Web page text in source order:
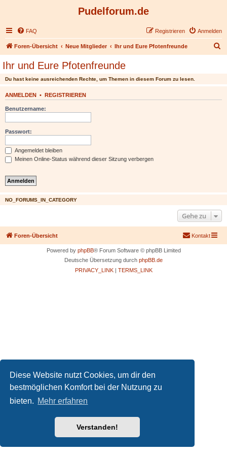
Diese Website nutzt Cookies, um dir den
bestmöglichen Komfort bei der Nutzung zu
bieten. Mehr erfahren
Verstanden!
Pudelforum.de
FAQ Anmelden
Registrieren
Foren-Übersicht Neue Mitglieder Ihr und Eure Pfotenfreunde
Ihr und Eure Pfotenfreunde
Du hast keine ausreichenden Rechte, um Themen in diesem Forum zu lesen.
ANMELDEN • REGISTRIEREN
Benutzername:
Passwort:
Angemeldet bleiben
Meinen Online-Status während dieser Sitzung verbergen
NO_FORUMS_IN_CATEGORY
Gehe zu
Foren-Übersicht Kontakt
Powered by phpBB® Forum Software © phpBB Limited
Deutsche Übersetzung durch phpBB.de
PRIVACY_LINK| TERMS_LINK